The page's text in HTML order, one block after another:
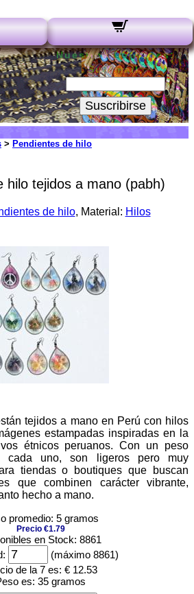
Nuestros boletines:
Su Email:
Suscribirse
> Pendientes de hilo
hilo tejidos a mano (pabh)
de hilo, Material: Hilos
tejidos a mano en Perú con hilos
estampadas inspiradas en la
étnicos peruanos. Con un peso
cada uno, son ligeros pero muy
tiendas o boutiques que buscan
que combinen carácter vibrante,
hecho a mano.
promedio: 5 gramos
Precio €1.79
en Stock: 8861
(máximo 8861)
de la 7 es: € 12.53
es: 35 gramos